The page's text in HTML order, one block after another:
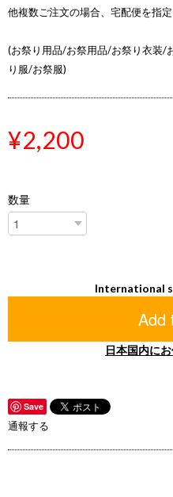
他複数ご注文の場合、宅配便を指定
(お祭り用品/お祭用品/お祭り衣装/
り服/お祭服)
¥2,200
数量
International
Add
日本国内に
Save
通報する